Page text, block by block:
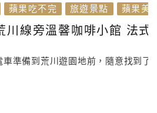
蘋果吃不完 旅遊景點 蘋果美
川線旁溫韾咖啡小館 法
車準備到荒川遊園地前，隨意找到